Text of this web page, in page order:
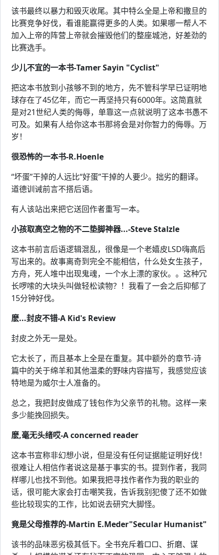
该书最终以暴力和毁灭收尾。其中特么全是上帝和撒旦的
比赛竞争好伐，看谁能赢得更多的人类。如果哪一帮人不
加入上帝的阵营上帝就会摧毁他们的整座城池，好差劲的
比赛选手。
少儿不宜的一本书-Tamer Sayin "Cyclist"
把这本书放到小孩够不到的地方，先不管科学早已证明地
球存在了45亿年，而它一再坚持只有6000年。这简直就
是对21世纪人类的侮辱，单靠这一点就说明了这本书愚不
可及。如果有人给你这本书那将会是对你智力的侮辱。万
岁！
很恐怖的一本书-R.Hoenle
“坏蛋”干掉的人远比“好蛋”干掉的人要少。拙劣的翻译。
道德训诫前言不搭后语。
有人该站出来把它送回作者重写一本。
小孩取高空之物的不二垫脚神器...-Steve Stalzle
这本书前言后语逻辑混乱，很像是一个老嬉皮LSD嗨高后
写出来的。故事离奇到完全不能相信，什么处女生孩子，
方舟，死人堆中出现鬼魂，一个水上漂的家伙。。这种冗
长啰嗦的大块头叫做轻松读物？！我看了一会之后抑郁了
15分钟好伐。
麽...封皮不错-A Kid's Review
封皮之外无一是处。
它太长了，而且基本上全是在重复。其中额外的章节-诗
篇中的关于绵羊和其他温柔的野味内容描写，我感觉应该
特地是为威尔士人准备的。
总之，我把封皮做成了钱包作为父亲节的礼物。这样一来
多少能挽回损失。
麽,毫无头绪哎-A concerned reader
这本书宣称非幻想小说，但是没有任何证据能证明好伐！
很难让人相信作者说这是基于事实的书。提到作者，我同
样哪儿也找不到他。如果我把寻找作者作为我的职业的
话，很可能大家会打击嘲笑我，告诉我别犯傻了还不如做
些比较现实的工作，比如说去研究大脚怪。
竟是父母推荐的-Martin E.Meder"Secular Humanist"
该书的品味恶劣极其低下。全书充斥着□□、折磨、谋